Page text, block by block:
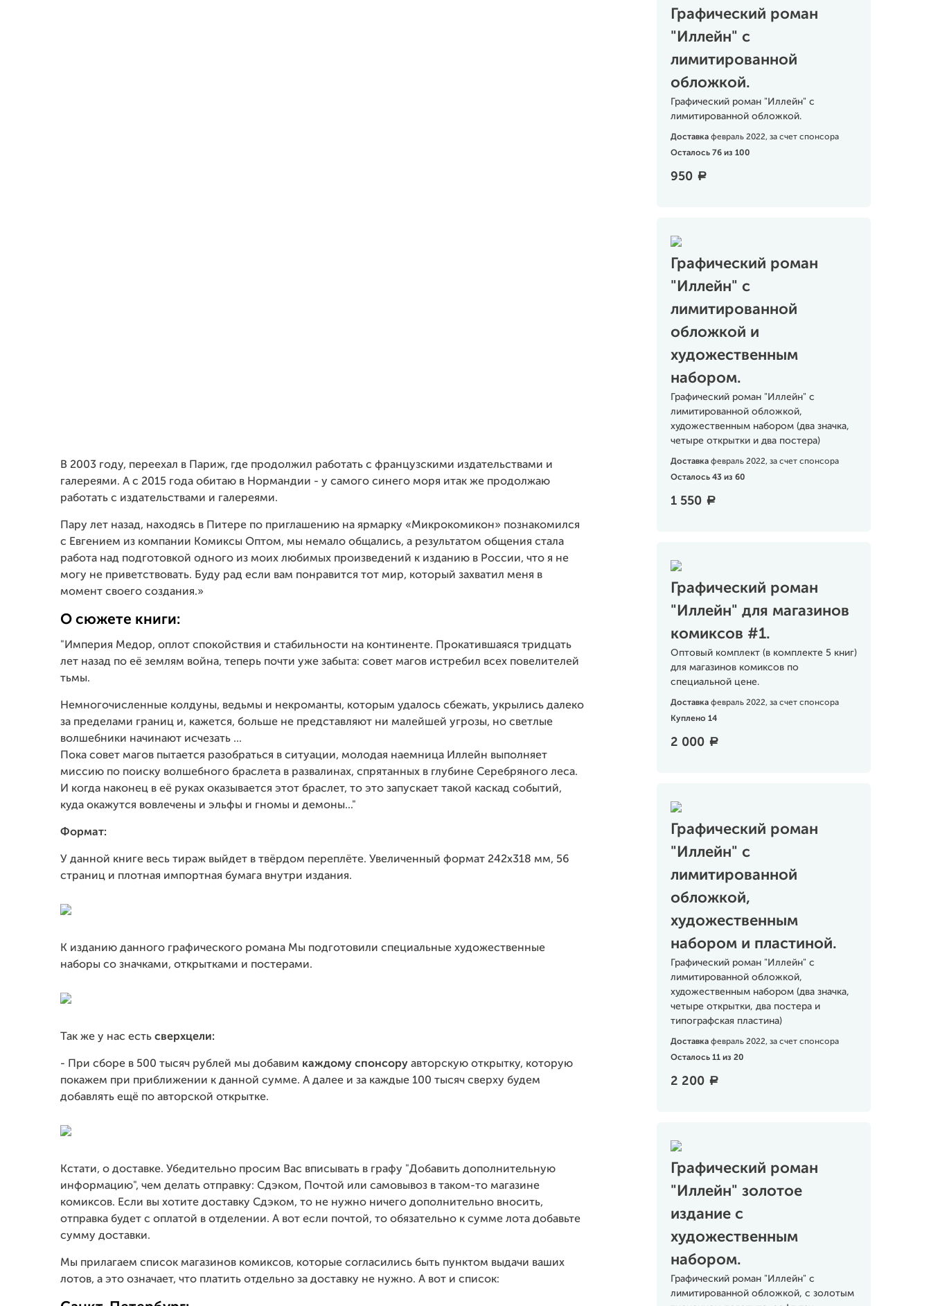
Графический роман
"Иллейн" с
лимитированной
обложкой.
Графический роман "Иллейн" с
лимитированной обложкой.
Доставка февраль 2022, за счет спонсора
Осталось 76 из 100
950 a
Графический роман
"Иллейн" с
лимитированной
обложкой и
художественным
набором.
Графический роман "Иллейн" с
лимитированной обложкой,
художественным набором (два значка,
четыре открытки и два постера)
Доставка февраль 2022, за счет спонсора
Осталось 43 из 60
1 550 a
Графический роман
"Иллейн" для магазинов
комиксов #1.
Оптовый комплект (в комплекте 5 книг)
для магазинов комиксов по
специальной цене.
Доставка февраль 2022, за счет спонсора
Куплено 14
2 000 a
Графический роман
"Иллейн" с
лимитированной
обложкой,
художественным
набором и пластиной.
Графический роман "Иллейн" с
лимитированной обложкой,
художественным набором (два значка,
четыре открытки, два постера и
типографская пластина)
Доставка февраль 2022, за счет спонсора
Осталось 11 из 20
2 200 a
Графический роман
"Иллейн" золотое
издание с
художественным
набором.
Графический роман "Иллейн" с
лимитированной обложкой, с золотым
В 2003 году, переехал в Париж, где продолжил работать с французскими издательствами и
галереями. А с 2015 года обитаю в Нормандии - у самого синего моря итак же продолжаю
работать с издательствами и галереями.
Пару лет назад, находясь в Питере по приглашению на ярмарку «Микрокомикон» познакомился
с Евгением из компании Комиксы Оптом, мы немало общались, а результатом общения стала
работа над подготовкой одного из моих любимых произведений к изданию в России, что я не
могу не приветствовать. Буду рад если вам понравится тот мир, который захватил меня в
момент своего создания.»
О сюжете книги:
"Империя Медор, оплот спокойствия и стабильности на континенте. Прокатившаяся тридцать
лет назад по её землям война, теперь почти уже забыта: совет магов истребил всех повелителей
тьмы.
Немногочисленные колдуны, ведьмы и некроманты, которым удалось сбежать, укрылись далеко
за пределами границ и, кажется, больше не представляют ни малейшей угрозы, но светлые
волшебники начинают исчезать ...
Пока совет магов пытается разобраться в ситуации, молодая наемница Иллейн выполняет
миссию по поиску волшебного браслета в развалинах, спрятанных в глубине Серебряного леса.
И когда наконец в её руках оказывается этот браслет, то это запускает такой каскад событий,
куда окажутся вовлечены и эльфы и гномы и демоны..."
Формат:
У данной книге весь тираж выйдет в твёрдом переплёте. Увеличенный формат 242х318 мм, 56
страниц и плотная импортная бумага внутри издания.
К изданию данного графического романа Мы подготовили специальные художественные
наборы со значками, открытками и постерами.
Так же у нас есть сверхцели:
- При сборе в 500 тысяч рублей мы добавим каждому спонсору авторскую открытку, которую
покажем при приближении к данной сумме. А далее и за каждые 100 тысяч сверху будем
добавлять ещё по авторской открытке.
Кстати, о доставке. Убедительно просим Вас вписывать в графу "Добавить дополнительную
информацию", чем делать отправку: Сдэком, Почтой или самовывоз в таком-то магазине
комиксов. Если вы хотите доставку Сдэком, то не нужно ничего дополнительно вносить,
отправка будет с оплатой в отделении. А вот если почтой, то обязательно к сумме лота добавьте
сумму доставки.
Мы прилагаем список магазинов комиксов, которые согласились быть пунктом выдачи ваших
лотов, а это означает, что платить отдельно за доставку не нужно. А вот и список: